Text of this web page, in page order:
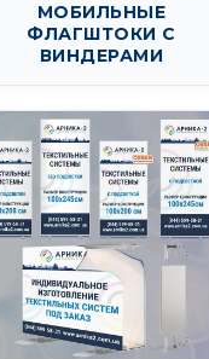
МОБИЛЬНЫЕ
ФЛАГШТОКИ С
ВИНДЕРАМИ